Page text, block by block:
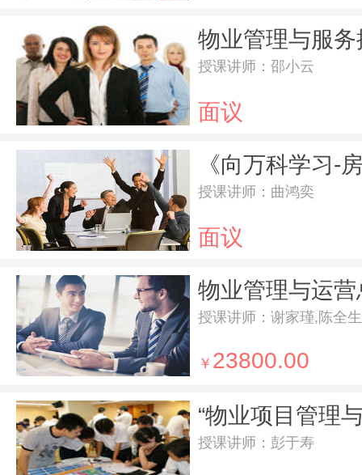
物业管理与服
授课讲师：邵小云
面议
授课讲师：曲鸿奕
面议
授课讲师：谢家瑾,陈全生
￥ 23800.00
授课讲师：彭于寿